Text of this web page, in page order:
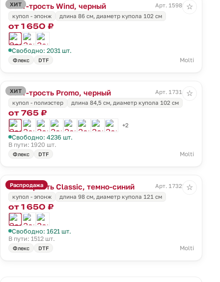
ХИТ
Зонт-трость Wind, черный
Арт. 15980.30
купол - эпонж
длина 86 см, диаметр купола 102 см
от 1 650 ₽
Свободно: 2031 шт.
Флекс DTF Molti
☆
ХИТ
Зонт-трость Promo, черный
Арт. 17314.30
купол - полиэстер
длина 84,5 см, диаметр купола 102 см
от 765 ₽
+2
Свободно: 4236 шт.
В пути: 1920 шт.
Флекс DTF Molti
☆
Распродажа
Зонт-трость Classic, темно-синий
Арт. 17322.40
купол - эпонж
длина 98 см, диаметр купола 121 см
от 1 650 ₽
Свободно: 1621 шт.
В пути: 1512 шт.
Флекс DTF Molti
☆